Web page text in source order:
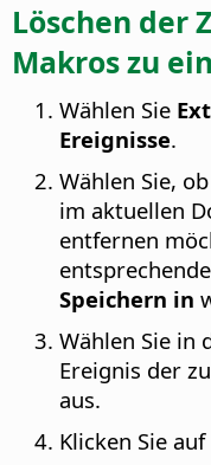
Löschen der
Makros zu
Wählen Sie
Ereignisse.
Wählen Sie,
im aktuellen
entfernen
Speichern in
Wählen Sie in
Ereignis der
aus.
Klicken Sie auf